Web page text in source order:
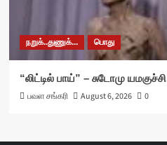
நறுக்..துணுக்... பொது
“லிட்டில் பாய்” – சுடோமு யமகுச்சி
பவள சங்கரி
August 6, 2026 0